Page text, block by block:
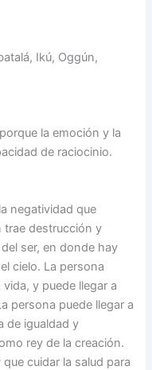
Ikú, Oggún,
la emoción y la
de raciocinio.
negatividad que
trae destrucción y
ser, en donde hay
cielo. La persona
y puede llegar a
persona puede llegar a
de igualdad y
rey de la creación.
cuidar la salud para